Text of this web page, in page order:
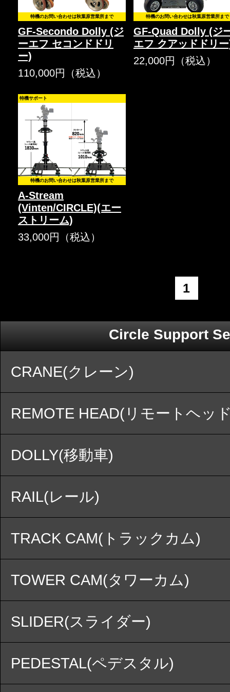
特機のお問い合わせは秋葉原営業所まで
GF-Secondo Dolly (ジ
ーエフ セコンドドリ
ー)
110,000円（税込）
特機のお問い合わせは秋葉原営業所まで
GF-Quad Dolly (ジ
エフ クアッドドリ
22,000円（税込）
特機サポート
特機のお問い合わせは秋葉原営業所まで
A-Stream
(Vinten/CIRCLE)(エー
ストリーム)
33,000円（税込）
1
Circle Support
CRANE(クレーン)
REMOTE HEAD(リモートヘッ
DOLLY(移動車)
RAIL(レール)
TRACK CAM(トラックカム)
TOWER CAM(タワーカム)
SLIDER(スライダー)
PEDESTAL(ペデスタル)